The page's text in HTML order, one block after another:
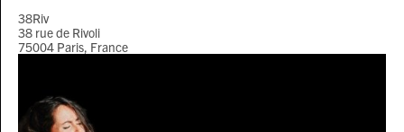
38Riv
38 rue de Rivoli
75004 Paris, France